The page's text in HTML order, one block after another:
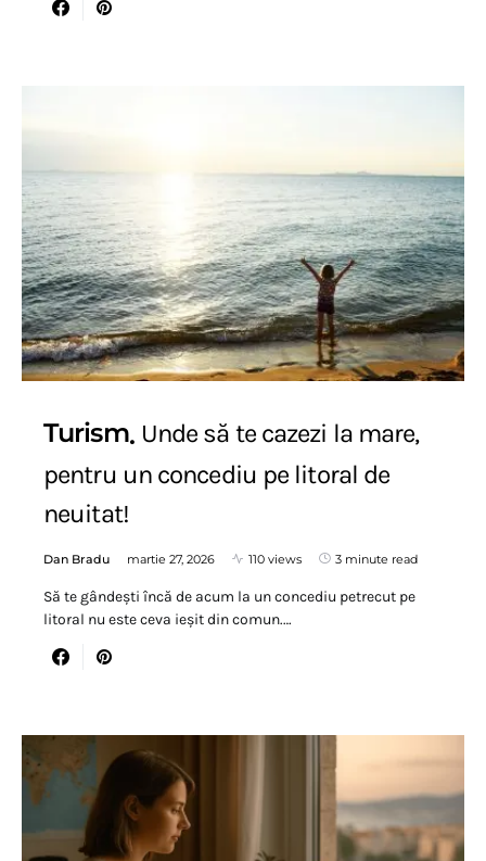
Turism Unde să te cazezi la mare,
pentru un concediu pe litoral de
neuitat!
Dan Bradu martie 27, 2026 110 views 3 minute read
Să te gândești încă de acum la un concediu petrecut pe
litoral nu este ceva ieșit din comun.…